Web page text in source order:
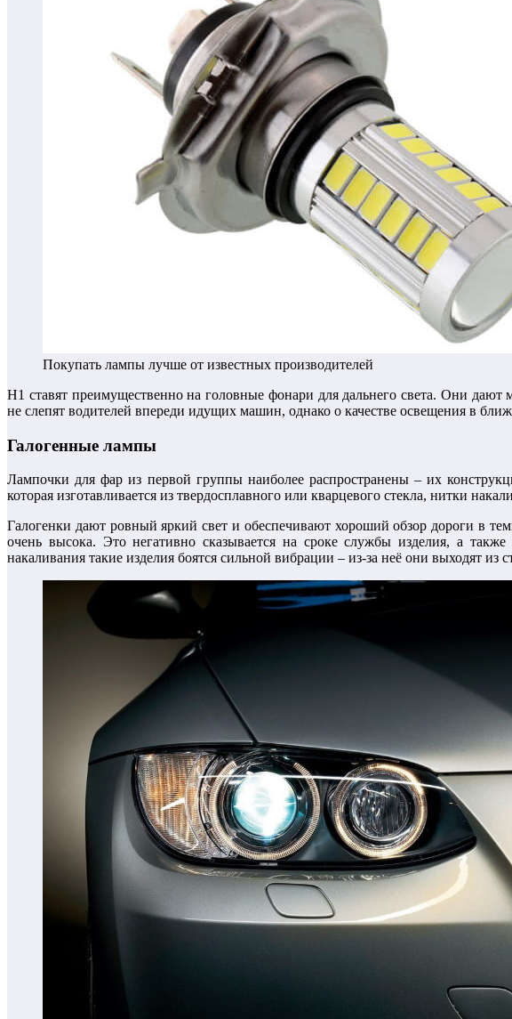
Покупать лампы лучше от известных производителей
Н1 ставят преимущественно на головные фонари для дальнего света. Они
не слепят водителей впереди идущих машин, однако о качестве освещения в
Галогенные лампы
Лампочки для фар из первой группы наиболее распространены – их
которая изготавливается из твердосплавного или кварцевого стекла, нитки
Галогенки дают ровный яркий свет и обеспечивают хороший обзор дороги в
очень высока. Это негативно сказывается на сроке службы изделия, а
накаливания такие изделия боятся сильной вибрации – из-за неё они выходят из